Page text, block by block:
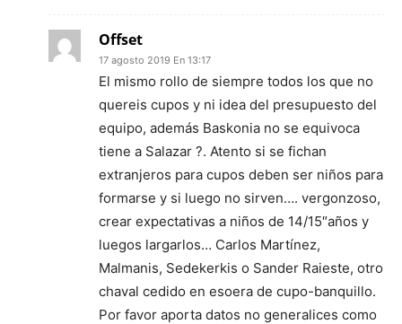
Offset
17 agosto 2019 En 13:17
El mismo rollo de siempre todos los que no
quereis cupos y ni idea del presupuesto del
equipo, además Baskonia no se equivoca
tiene a Salazar ?. Atento si se fichan
extranjeros para cupos deben ser niños para
formarse y si luego no sirven…. vergonzoso,
crear expectativas a niños de 14/15″años y
luegos largarlos… Carlos Martínez,
Malmanis, Sedekerkis o Sander Raieste, otro
chaval cedido en esoera de cupo-banquillo.
Por favor aporta datos no generalices como